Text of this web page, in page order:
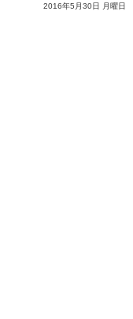
2016年5月30日 月曜日